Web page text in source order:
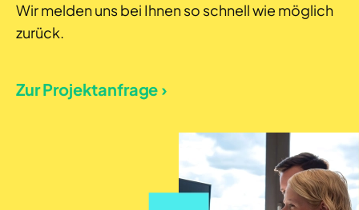
Wir melden uns bei Ihnen so schnell wie möglich
zurück.
Zur Projektanfrage ›